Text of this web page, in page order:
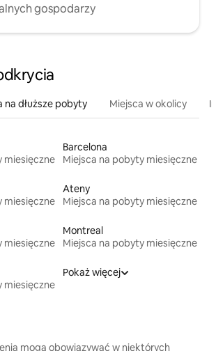
gospodarzy
na dłuższe pobyty Miejsca w okolicy
miesięczne
Barcelona
Miejsca na pobyty miesięczne
miesięczne
Ateny
Miejsca na pobyty miesięczne
miesięczne
Montreal
Miejsca na pobyty miesięczne
miesięczne
Pokaż więcej
mogą obowiązywać w niektórych